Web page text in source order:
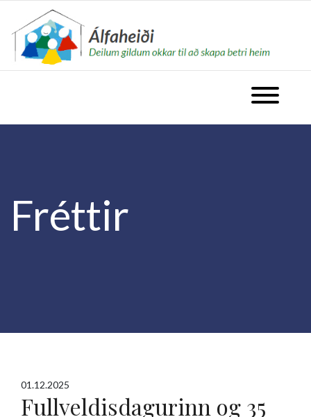
fara á forsíðu
Opna
Fréttir
01.12.2025
Fullveldisdagurinn og 35